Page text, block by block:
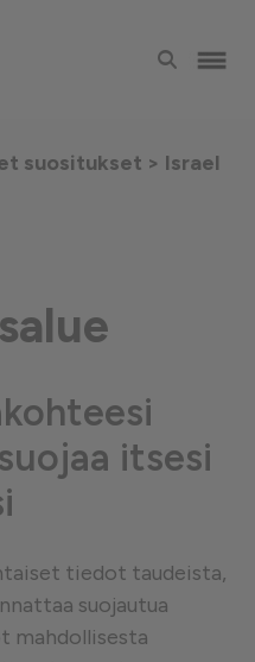
suositukset > Israel
itsesi
tiedot taudeista,
suojautua
mahdollisesta